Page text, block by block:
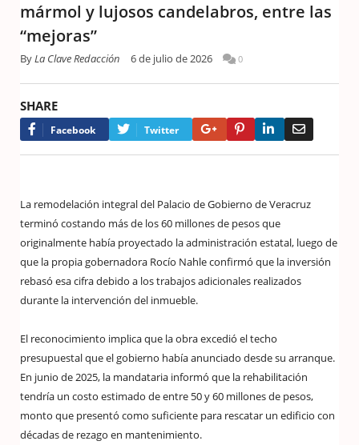
mármol y lujosos candelabros, entre las
“mejoras”
ByLa Clave Redacción 6 de julio de 2026 0
SHARE
Facebook Twitter Google+PinterestLinkedIn
La remodelación integral del Palacio de Gobierno de Veracruz
terminó costando más de los 60 millones de pesos que
originalmente había proyectado la administración estatal, luego de
que la propia gobernadora Rocío Nahle confirmó que la inversión
rebasó esa cifra debido a los trabajos adicionales realizados
durante la intervención del inmueble.
El reconocimiento implica que la obra excedió el techo
presupuestal que el gobierno había anunciado desde su arranque.
En junio de 2025, la mandataria informó que la rehabilitación
tendría un costo estimado de entre 50 y 60 millones de pesos,
monto que presentó como suficiente para rescatar un edificio con
décadas de rezago en mantenimiento.